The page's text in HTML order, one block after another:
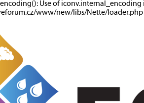
Use of iconv.internal_encoding
www/new/libs/Nette/loader.php